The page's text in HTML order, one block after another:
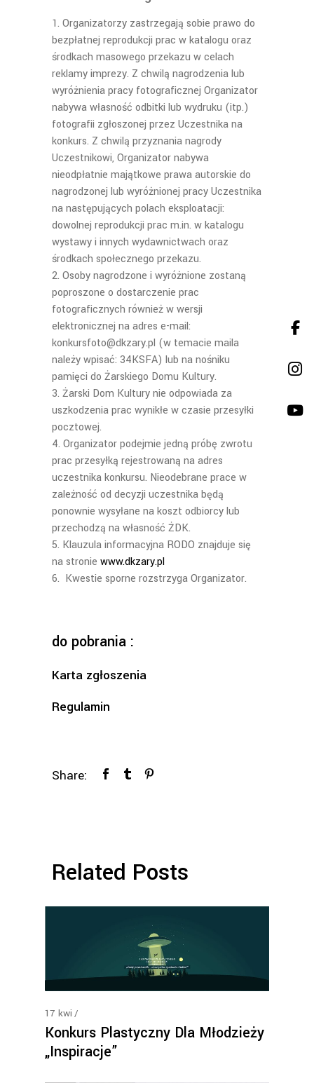
Organizatorzy zastrzegają sobie prawo do
bezpłatnej reprodukcji prac w katalogu oraz
środkach masowego przekazu w celach
reklamy imprezy. Z chwilą nagrodzenia lub
wyróżnienia pracy fotograficznej Organizator
nabywa własność odbitki lub wydruku (itp.)
fotografii zgłoszonej przez Uczestnika na
konkurs. Z chwilą przyznania nagrody
Uczestnikowi, Organizator nabywa
nieodpłatnie majątkowe prawa autorskie do
nagrodzonej lub wyróżnionej pracy Uczestnika
na następujących polach eksploatacji:
dowolnej reprodukcji prac m.in. w katalogu
wystawy i innych wydawnictwach oraz
środkach społecznego przekazu.
Osoby nagrodzone i wyróżnione zostaną
poproszone o dostarczenie prac
fotograficznych również w wersji
elektronicznej na adres e-mail:
konkursfoto@dkzary.pl (w temacie maila
należy wpisać: 34KSFA) lub na nośniku
pamięci do Żarskiego Domu Kultury.
Żarski Dom Kulturynie odpowiada za
uszkodzenia prac wynikłe w czasie przesyłki
pocztowej.
Organizatorpodejmie jedną próbę zwrotu
prac przesyłką rejestrowaną na adres
uczestnika konkursu. Nieodebrane prace w
zależność od decyzji uczestnika będą
ponownie wysyłane na koszt odbiorcy lub
przechodzą na własność ŻDK.
Klauzula informacyjna RODO znajduje się
na stronie www.dkzary.pl
Kwestie sporne rozstrzyga Organizator.
do pobrania :
Karta zgłoszenia
Regulamin
Share:
Related Posts
17 kwi
Konkurs Plastyczny Dla Młodzieży
„Inspiracje”